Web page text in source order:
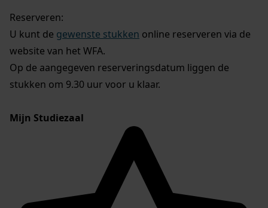
Reserveren:
U kunt de gewenste stukken online reserveren via de
website van het WFA.
Op de aangegeven reserveringsdatum liggen de
stukken om 9.30 uur voor u klaar.
Mijn Studiezaal